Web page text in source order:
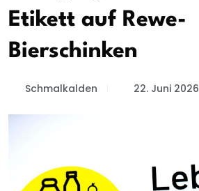
Etikett auf Rewe-
Bierschinken
Schmalkalden 22. Juni 2026